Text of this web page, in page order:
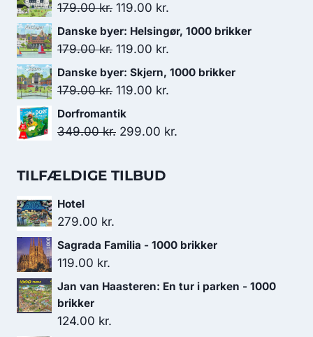
pris
99.00 kr..
pris
49.00 kr..
179.00kr. Den
oprindelige
pris
179.00 kr..
119.00 kr.
aktuelle
Danske byer: Helsingør, 1000 brikker
179.00kr. Den
oprindelige
pris
179.00 kr..
119.00 kr.
aktuelle
Danske byer: Skjern, 1000 brikker
179.00kr. Den
oprindelige
pris
119.00 kr.
pris
Dorfromantik
349.00kr. Den
pris
299.00 kr.
TILFÆLDIGE TILBUD
Hotel
279.00 kr.
Sagrada Familia - 1000 brikker
119.00 kr.
Jan van Haasteren: En tur i parken - 1000
brikker
124.00 kr.